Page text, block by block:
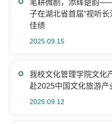
笔耕微剧，添辉楚韵
子在湖北省首届“视听
佳绩
2025.09.15
我校文化管理学院文化
赴2025中国文化旅游产
2025.09.12